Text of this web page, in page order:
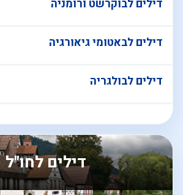
דילים לבוקרשט ורומניה
דילים לבאטומי גיאורגיה
דילים לבולגריה
דילים לחו"ל